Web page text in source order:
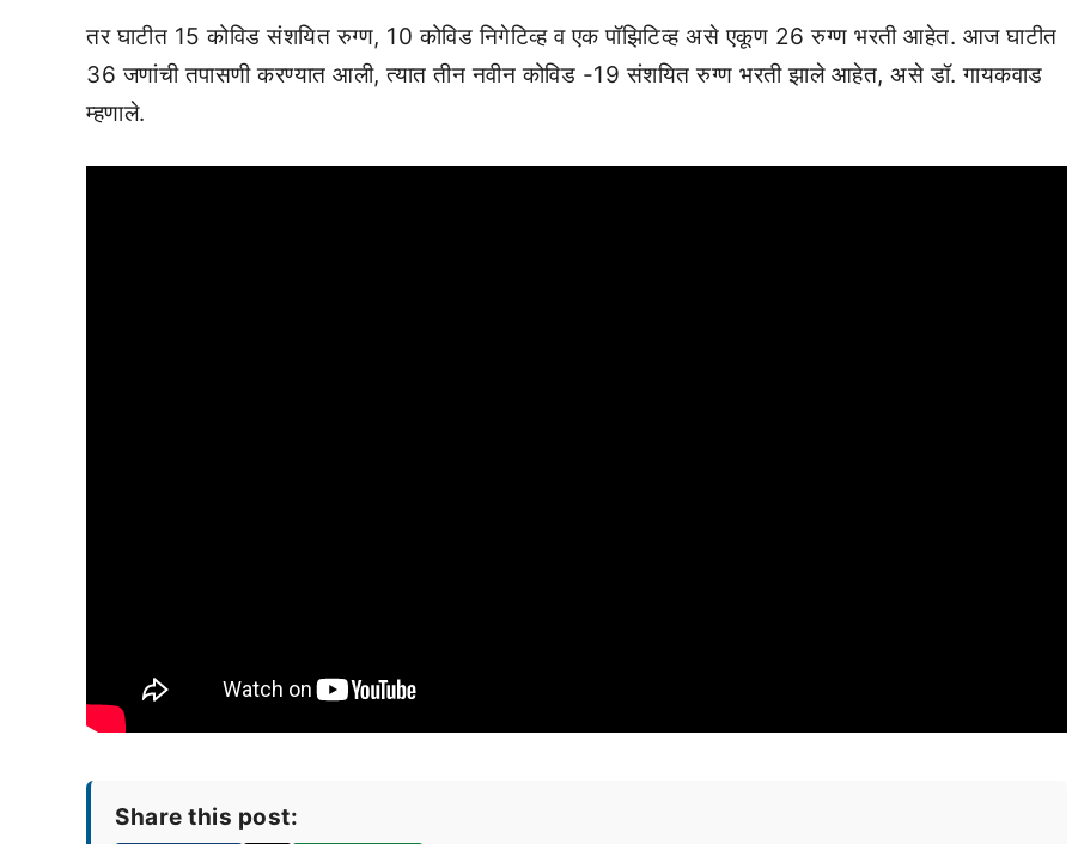
तर घाटीत 15 कोविड संशयित रुग्ण, 10 कोविड निगेटिव्ह व एक पॉझिटिव्ह असे एकूण 26 रुग्ण भरती आहेत. आज घाटीत
36 जणांची तपासणी करण्यात आली, त्यात तीन नवीन कोविड -19 संशयित रुग्ण भरती झाले आहेत, असे डॉ. गायकवाड
म्हणाले.
Share this post: